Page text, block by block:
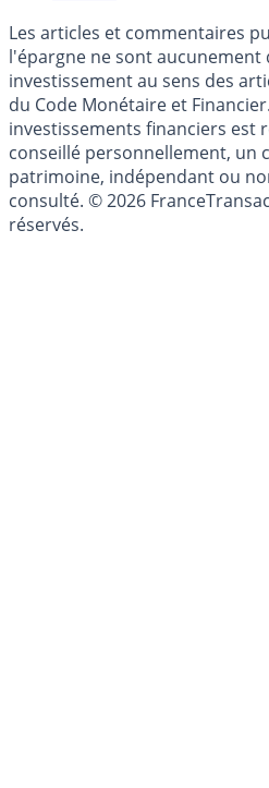
Cookies
Les articles et commentaires
l'épargne ne sont aucunement
investissement au sens des
du Code Monétaire et
investissements financiers est
conseillé personnellement, un
patrimoine, indépendant ou